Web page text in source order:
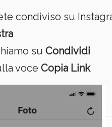
condiviso su
su Condividi
voce Copia Link